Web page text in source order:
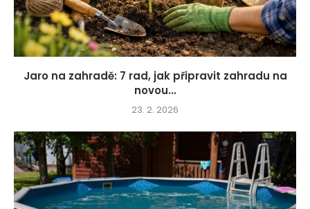
Jaro na zahradě: 7 rad, jak připravit zahradu na
novou...
23. 2. 2026